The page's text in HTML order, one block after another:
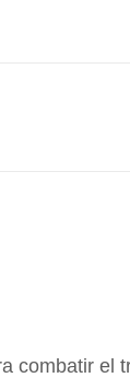
combatir el